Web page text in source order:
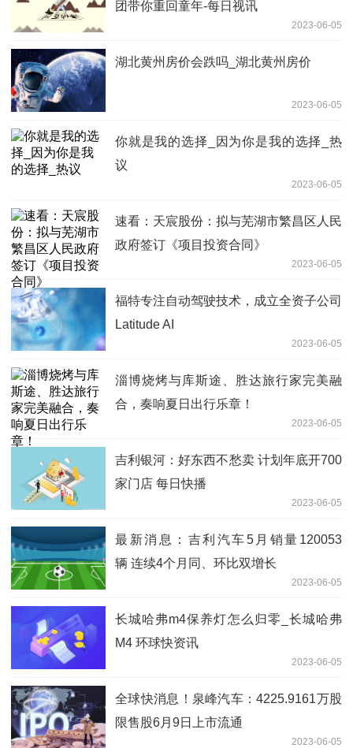
团带你重回童年-每日视讯
2023-06-05
湖北黄州房价会跌吗_湖北黄州房价
2023-06-05
你就是我的选择_因为你是我的选择_热
议
2023-06-05
速看：天宸股份：拟与芜湖市繁昌区人民
政府签订《项目投资合同》
2023-06-05
福特专注自动驾驶技术，成立全资子公司
Latitude AI
2023-06-05
淄博烧烤与库斯途、胜达旅行家完美融
合，奏响夏日出行乐章！
2023-06-05
吉利银河：好东西不愁卖 计划年底开700
家门店 每日快播
2023-06-05
最新消息：吉利汽车5月销量120053
辆 连续4个月同、环比双增长
2023-06-05
长城哈弗m4保养灯怎么归零_长城哈弗
M4 环球快资讯
2023-06-05
全球快消息！泉峰汽车：4225.9161万股
限售股6月9日上市流通
2023-06-05